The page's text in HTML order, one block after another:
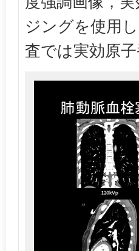
ジングを使用
査では実効原